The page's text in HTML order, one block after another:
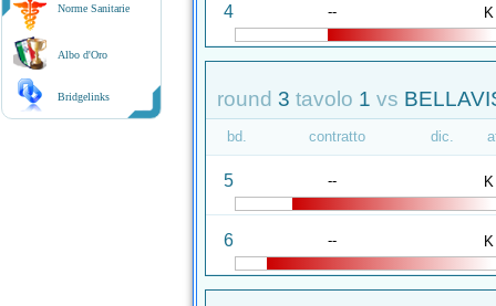
Norme Sanitarie
Albo d'Oro
Bridgelinks
4 -- K
round 3 tavolo 1 vs
bd. contratto dic.
5 -- K
6 -- K